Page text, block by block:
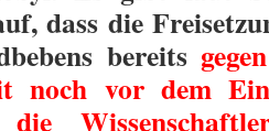
dass die
bereits
noch vor dem